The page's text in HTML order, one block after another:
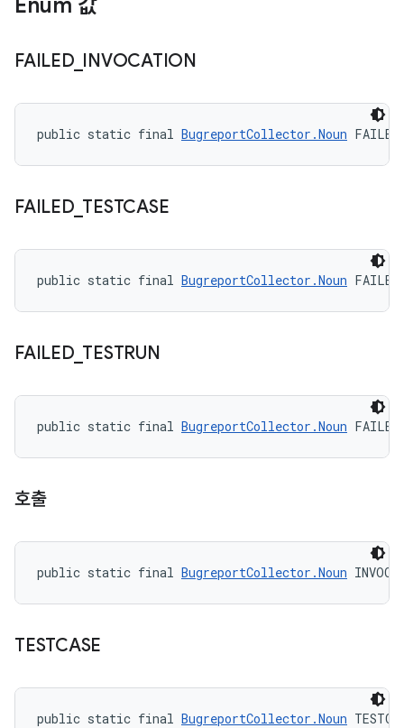
Enum 값
FAILED_ INVOCATION
public static final BugreportCollector.Noun
FAILED_ TESTCASE
public static final BugreportCollector.Noun
FAILED_ TESTRUN
public static final BugreportCollector.Noun
호출
public static final BugreportCollector.Noun
TESTCASE
public static final BugreportCollector.Noun